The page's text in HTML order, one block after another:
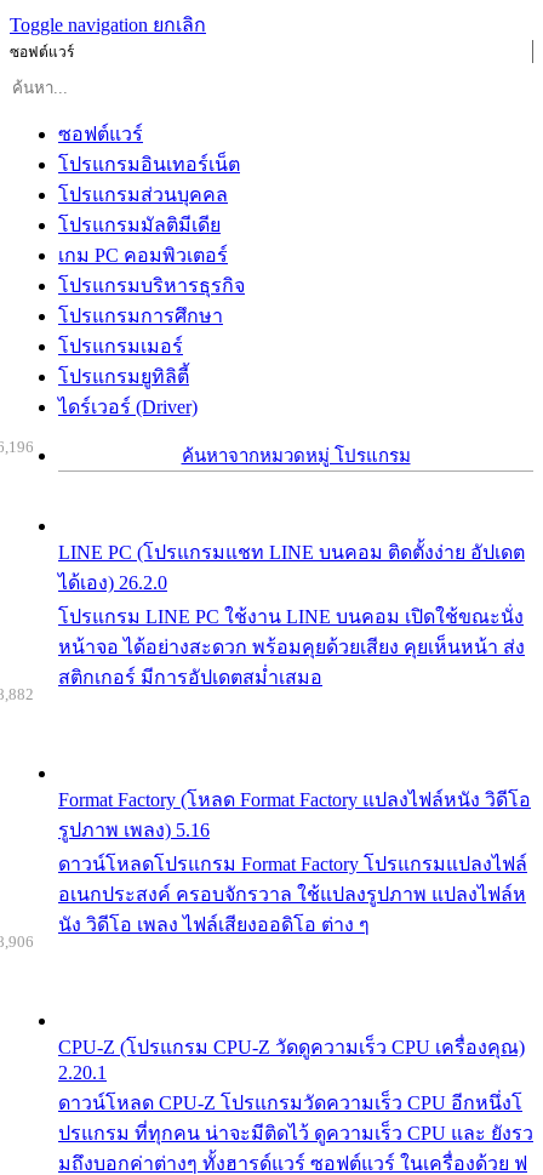
Toggle navigation ยกเลิก
ซอฟต์แวร์
ซอฟต์แวร์
โปรแกรมอินเทอร์เน็ต
โปรแกรมส่วนบุคคล
โปรแกรมมัลติมีเดีย
เกม PC คอมพิวเตอร์
โปรแกรมบริหารธุรกิจ
โปรแกรมการศึกษา
โปรแกรมเมอร์
โปรแกรมยูทิลิตี้
ไดร์เวอร์ (Driver)
ค้นหาจากหมวดหมู่ โปรแกรม
LINE PC (โปรแกรมแชท LINE บนคอม ติดตั้งง่าย อัปเดต
ได้เอง) 26.2.0
โปรแกรม LINE PC ใช้งาน LINE บนคอม เปิดใช้ขณะนั่ง
หน้าจอ ได้อย่างสะดวก พร้อมคุยด้วยเสียง คุยเห็นหน้า ส่ง
สติกเกอร์ มีการอัปเดตสม่ำเสมอ
Format Factory (โหลด Format Factory แปลงไฟล์หนัง วิดีโอ
รูปภาพ เพลง) 5.16
ดาวน์โหลดโปรแกรม Format Factory โปรแกรมแปลงไฟล์
อเนกประสงค์ ครอบจักรวาล ใช้แปลงรูปภาพ แปลงไฟล์ห
นัง วิดีโอ เพลง ไฟล์เสียงออดิโอ ต่าง ๆ
CPU-Z (โปรแกรม CPU-Z วัดดูความเร็ว CPU เครื่องคุณ)
2.20.1
ดาวน์โหลด CPU-Z โปรแกรมวัดความเร็ว CPU อีกหนึ่งโ
ปรแกรม ที่ทุกคน น่าจะมีติดไว้ ดูความเร็ว CPU และ ยังรว
มถึงบอกค่าต่างๆ ทั้งฮารด์แวร์ ซอฟต์แวร์ ในเครื่องด้วย ฟ